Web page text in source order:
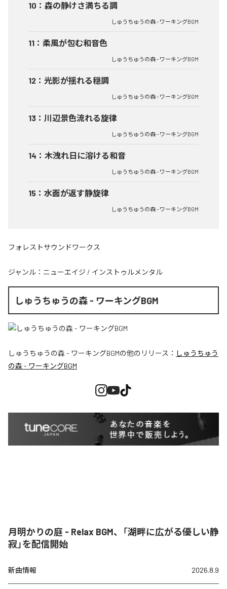
10 ： 森の静けさ満ちる調
しゅうちゅうの森 - ワーキングBGM
11 ： 柔風が包む和音色
しゅうちゅうの森 - ワーキングBGM
12 ： 光影が揺れる穏調
しゅうちゅうの森 - ワーキングBGM
13 ： 川辺景色流れる旋律
しゅうちゅうの森 - ワーキングBGM
14 ： 木洩れ日に溶ける和音
しゅうちゅうの森 - ワーキングBGM
15 ： 水面が返す静旋律
しゅうちゅうの森 - ワーキングBGM
フォレストサウンドワークス
ジャンル： ニューエイジ / インストゥルメンタル
しゅうちゅうの森 - ワーキングBGM
しゅうちゅうの森 - ワーキングBGMの他のリリース： しゅうちゅう
の森 - ワーキングBGM
月明かりの庭 - Relax BGM、「湖畔に広がる優しい静
寂」を配信開始
新曲情報 2026.8.9